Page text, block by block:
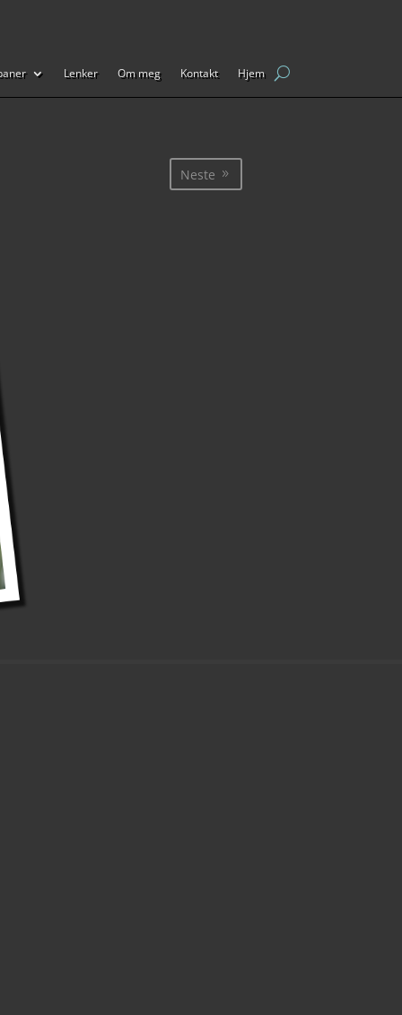
Lenker Om meg Kontakt Hjem
Neste